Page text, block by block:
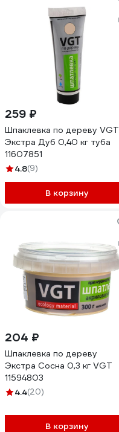
259 ₽
Шпаклевка по дереву VGT
Экстра Дуб 0,40 кг туба
11607851
4.8(9)
В корзину
204 ₽
Шпаклевка по дереву
Экстра Сосна 0,3 кг VGT
11594803
4.4(20)
В корзину